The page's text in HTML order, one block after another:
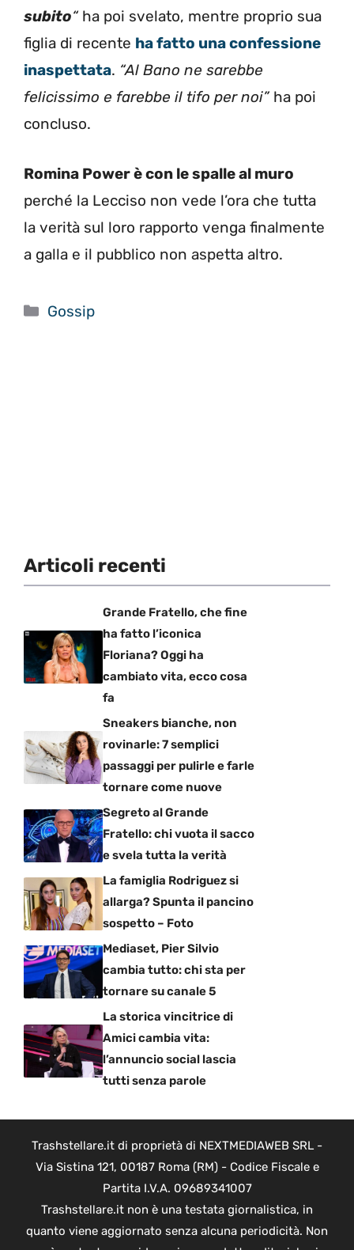
subito“ ha poi svelato, mentre proprio sua
figlia di recente ha fatto una confessione
inaspettata. “Al Bano ne sarebbe
felicissimo e farebbe il tifo per noi” ha poi
concluso.
Romina Power è con le spalle al muro
perché la Lecciso non vede l’ora che tutta
la verità sul loro rapporto venga finalmente
a galla e il pubblico non aspetta altro.
Categorie
Gossip
Articoli recenti
Grande Fratello, che fine
ha fatto l’iconica
Floriana? Oggi ha
cambiato vita, ecco cosa
fa
Sneakers bianche, non
rovinarle: 7 semplici
passaggi per pulirle e farle
tornare come nuove
Segreto al Grande
Fratello: chi vuota il sacco
e svela tutta la verità
La famiglia Rodriguez si
allarga? Spunta il pancino
sospetto – Foto
Mediaset, Pier Silvio
cambia tutto: chi sta per
tornare su canale 5
La storica vincitrice di
Amici cambia vita:
l’annuncio social lascia
tutti senza parole
Trashstellare.it di proprietà di NEXTMEDIAWEB SRL -
Via Sistina 121, 00187 Roma (RM) - Codice Fiscale e
Partita I.V.A. 09689341007
Trashstellare.it non è una testata giornalistica, in
quanto viene aggiornato senza alcuna periodicità. Non